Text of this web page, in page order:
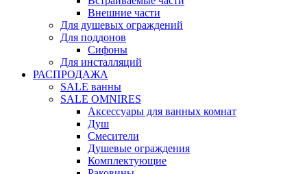
Внешние части
Для душевых ограждений
Для поддонов
Сифоны
Для инсталляций
РАСПРОДАЖА
SALE ванны
SALE OMNIRES
Аксессуары для ванных комнат
Душ
Смесители
Душевые ограждения
Комплектующие